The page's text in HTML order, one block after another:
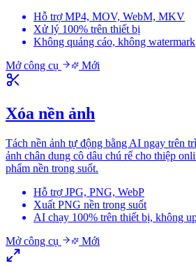
Hỗ trợ MP4, MOV, WebM, MKV
Xử lý 100% trên thiết bị
Không quảng cáo, không watermark
Mở công cụ
Mới
Xóa nền ảnh
Tách nền ảnh tự động bằng AI ngay trên
ảnh chân dung cô dâu chú rể cho thiệp
phẩm nền trong suốt.
Hỗ trợ JPG, PNG, WebP
Xuất PNG nền trong suốt
AI chạy 100% trên thiết bị, không
Mở công cụ
Mới